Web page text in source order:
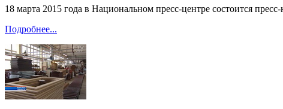
18 марта 2015 года в Национальном пресс-центре состоится
Подробнее...